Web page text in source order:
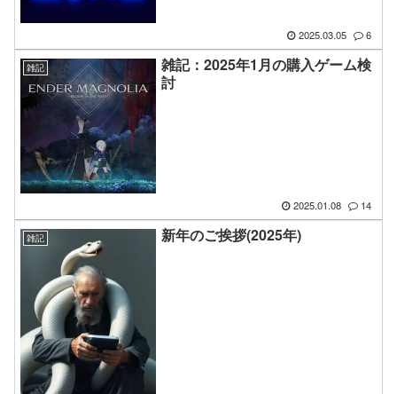
2025.03.05 6
雑記
雑記：2025年1月の購入ゲーム検
討
2025.01.08 14
雑記 新年のご挨拶(2025年)